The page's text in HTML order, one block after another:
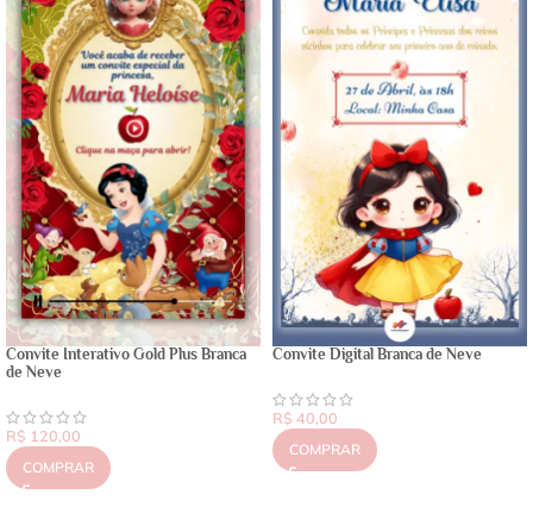
Convite Interativo Gold Plus Branca
de Neve
R$ 120,00
COMPRAR
Convite Digital Branca de Neve
R$ 40,00
COMPRAR